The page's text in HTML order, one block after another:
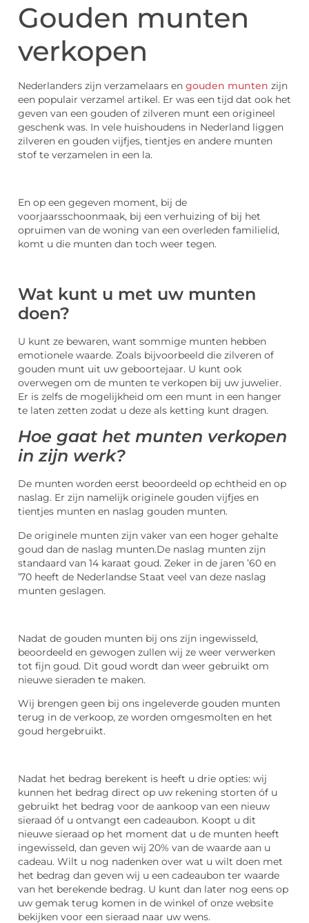
Gouden munten
verkopen
Nederlanders zijn verzamelaars en gouden munten zijn
een populair verzamel artikel. Er was een tijd dat ook het
geven van een gouden of zilveren munt een origineel
geschenk was. In vele huishoudens in Nederland liggen
zilveren en gouden vijfjes, tientjes en andere munten
stof te verzamelen in een la.
En op een gegeven moment, bij de
voorjaarsschoonmaak, bij een verhuizing of bij het
opruimen van de woning van een overleden familielid,
komt u die munten dan toch weer tegen.
Wat kunt u met uw munten
doen?
U kunt ze bewaren, want sommige munten hebben
emotionele waarde. Zoals bijvoorbeeld die zilveren of
gouden munt uit uw geboortejaar. U kunt ook
overwegen om de munten te verkopen bij uw juwelier.
Er is zelfs de mogelijkheid om een munt in een hanger
te laten zetten zodat u deze als ketting kunt dragen.
Hoe gaat het munten verkopen
in zijn werk?
De munten worden eerst beoordeeld op echtheid en op
naslag. Er zijn namelijk originele gouden vijfjes en
tientjes munten en naslag gouden munten.
De originele munten zijn vaker van een hoger gehalte
goud dan de naslag munten.De naslag munten zijn
standaard van 14 karaat goud. Zeker in de jaren ’60 en
’70 heeft de Nederlandse Staat veel van deze naslag
munten geslagen.
Nadat de gouden munten bij ons zijn ingewisseld,
beoordeeld en gewogen zullen wij ze weer verwerken
tot fijn goud. Dit goud wordt dan weer gebruikt om
nieuwe sieraden te maken.
Wij brengen geen bij ons ingeleverde gouden munten
terug in de verkoop, ze worden omgesmolten en het
goud hergebruikt.
Nadat het bedrag berekent is heeft u drie opties: wij
kunnen het bedrag direct op uw rekening storten óf u
gebruikt het bedrag voor de aankoop van een nieuw
sieraad óf u ontvangt een cadeaubon. Koopt u dit
nieuwe sieraad op het moment dat u de munten heeft
ingewisseld, dan geven wij 20% van de waarde aan u
cadeau. Wilt u nog nadenken over wat u wilt doen met
het bedrag dan geven wij u een cadeaubon ter waarde
van het berekende bedrag. U kunt dan later nog eens op
uw gemak terug komen in de winkel of onze website
bekijken voor een sieraad naar uw wens.